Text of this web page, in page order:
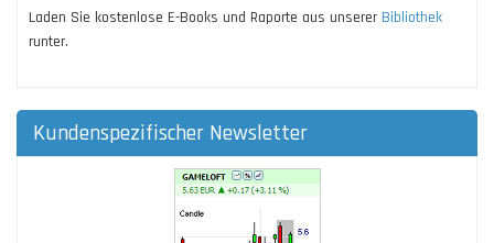
Laden Sie kostenlose E-Books und Raporte aus unserer Bibliothek
runter.
Kundenspezifischer Newsletter